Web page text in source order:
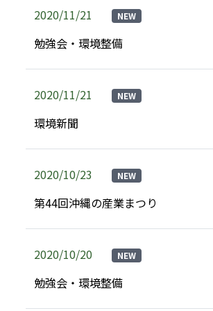
2020/11/21 NEW
勉強会・環境整備
2020/11/21 NEW
環境新聞
2020/10/23 NEW
第44回沖縄の産業まつり
2020/10/20 NEW
勉強会・環境整備